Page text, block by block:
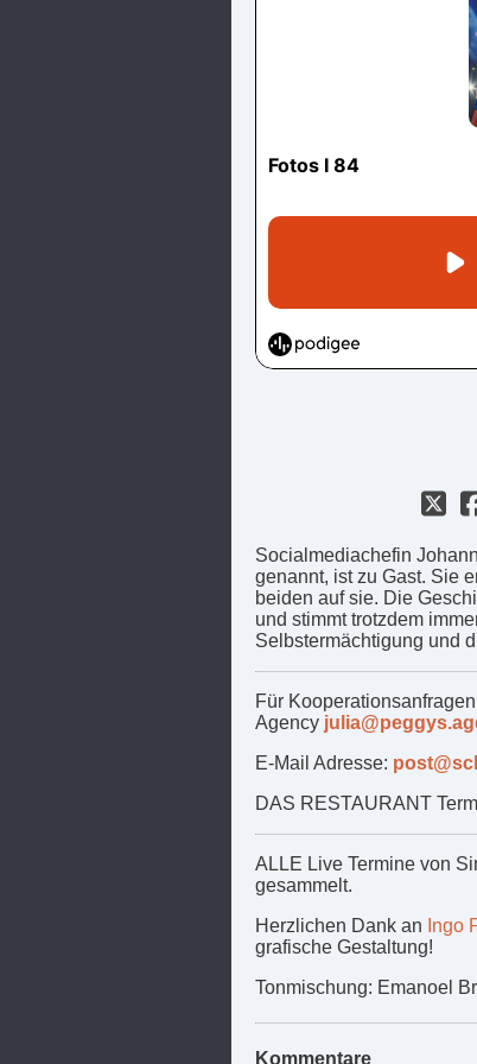
Socialmediachefin
genannt, ist zu Gast. Sie
beiden auf sie. Die
und stimmt trotzdem
Selbstermächtigung und
Für
Agency
E-Mail Adresse:
DAS RESTAURANT
ALLE Live Termine von
gesammelt.
Herzlichen Dank an Ingo
grafische Gestaltung!
Tonmischung: Emanoel
Kommentare